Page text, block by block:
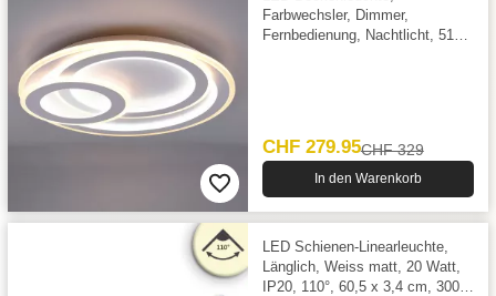
Farbwechsler, Dimmer,
Fernbedienung, Nachtlicht, 51
CHF 279.95CHF 329
In den Warenkorb
LED Schienen-Linearleuchte,
Länglich, Weiss matt, 20 Watt,
IP20, 110°, 60,5 x 3,4 cm, 3000